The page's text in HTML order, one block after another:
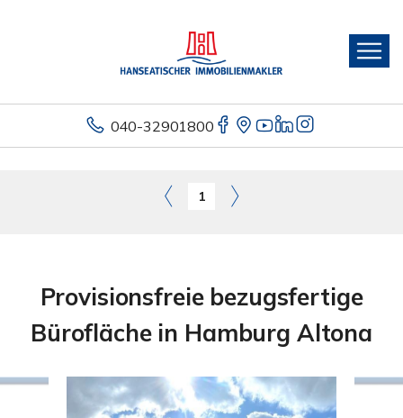
040-32901800
1
Provisionsfreie bezugsfertige
Bürofläche in Hamburg Altona